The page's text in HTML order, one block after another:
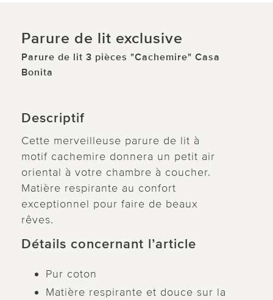
Parure de lit exclusive
Parure de lit 3 pièces "Cachemire" Casa
Bonita
Descriptif
Cette merveilleuse parure de lit à
motif cachemire donnera un petit air
oriental à votre chambre à coucher.
Matière respirante au confort
exceptionnel pour faire de beaux
rêves.
Détails concernant l’article
Pur coton
Matière respirante et douce sur la